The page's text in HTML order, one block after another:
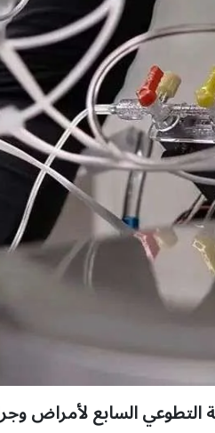
التطوعي السابع لأمراض